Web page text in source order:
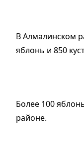
В Алмалинском
яблонь и 850
Более 100
районе.